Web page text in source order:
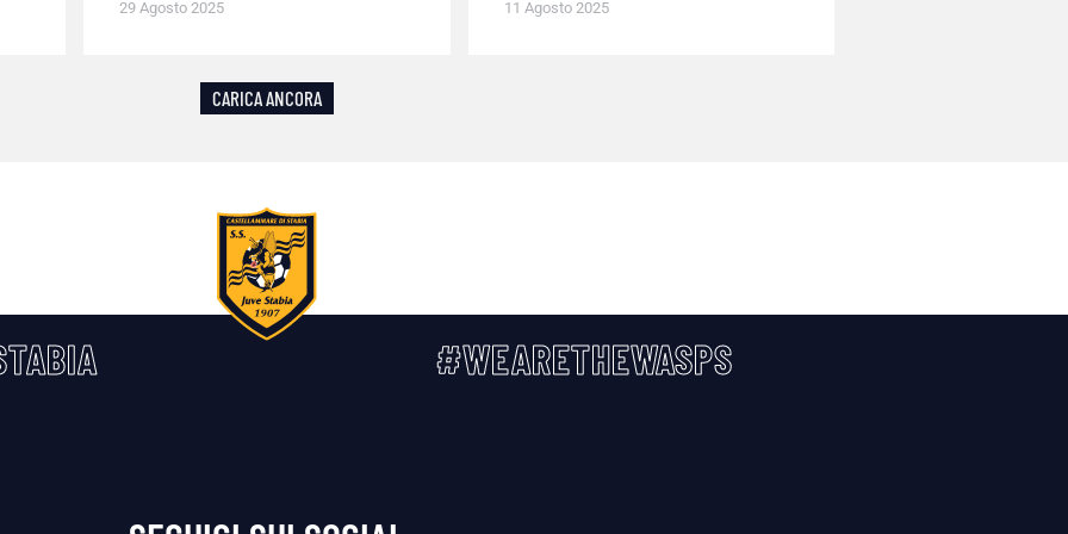
29 Agosto 2025 11 Agosto 2025
CARICA ANCORA
#WEARETHEWASPS